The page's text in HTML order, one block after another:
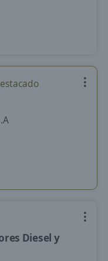
Diesel y